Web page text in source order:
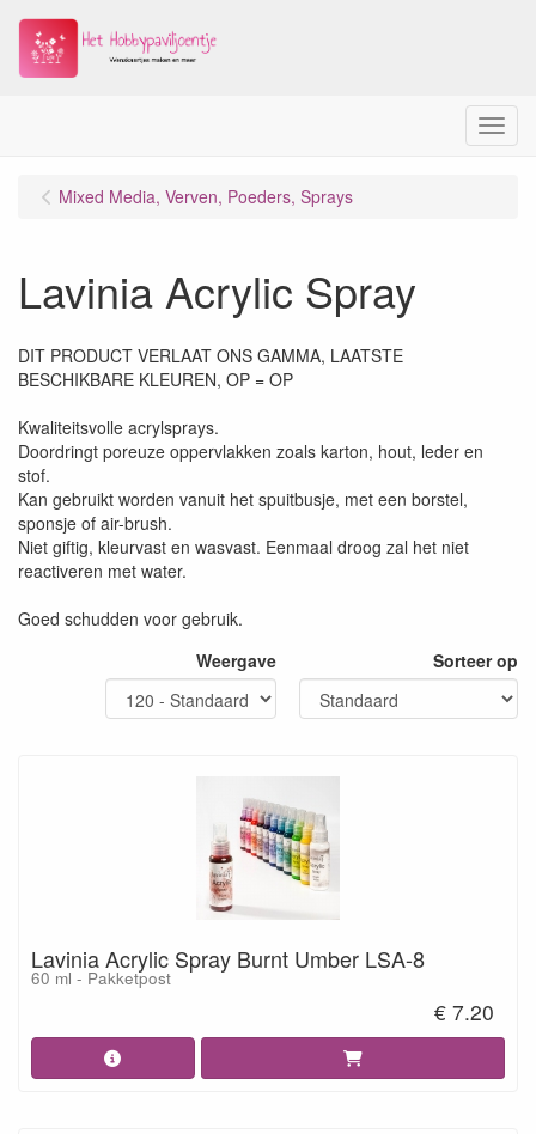
Menu
Mixed Media, Verven, Poeders, Sprays
Lavinia Acrylic Spray
DIT PRODUCT VERLAAT ONS GAMMA, LAATSTE
BESCHIKBARE KLEUREN, OP = OP
Kwaliteitsvolle acrylsprays.
Doordringt poreuze oppervlakken zoals karton, hout, leder en
stof.
Kan gebruikt worden vanuit het spuitbusje, met een borstel,
sponsje of air-brush.
Niet giftig, kleurvast en wasvast. Eenmaal droog zal het niet
reactiveren met water.
Goed schudden voor gebruik.
Weergave
Sorteer op
Lavinia Acrylic Spray Burnt Umber LSA-8
60 ml - Pakketpost
€ 7.20